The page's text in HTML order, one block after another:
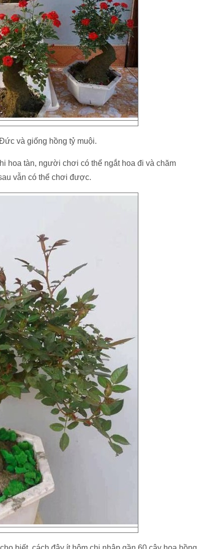
và giống hồng tỷ muội.
hoa tàn, người chơi có thể ngắt hoa đi và chăm
vẫn có thể chơi được.